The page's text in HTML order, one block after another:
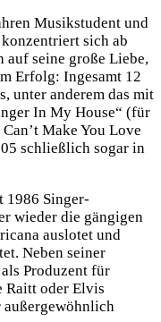
Musikstudent und
sich ab
auf seine große Liebe,
Erfolg: Ingesamt 12
unter anderem das mit
In My House“ (für
Make You Love
schließlich sogar in
Singer-
wieder die gängigen
auslotet und
Neben seiner
Produzent für
Raitt oder Elvis
außergewöhnlich